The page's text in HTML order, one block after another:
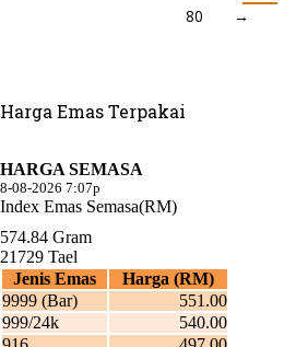
80
→
Harga Emas Terpakai